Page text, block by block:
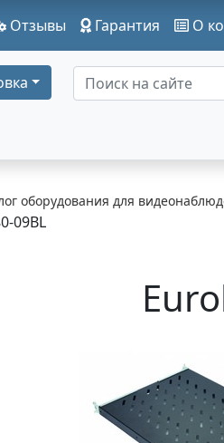
Отзывы Гарантия О
оборудования для
09BL